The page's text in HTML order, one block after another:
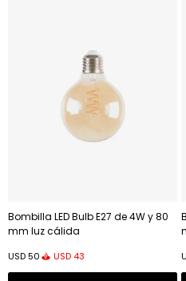
Bombilla LED Bulb E27 de 4W y 80
mm luz cálida
USD50 USD 43